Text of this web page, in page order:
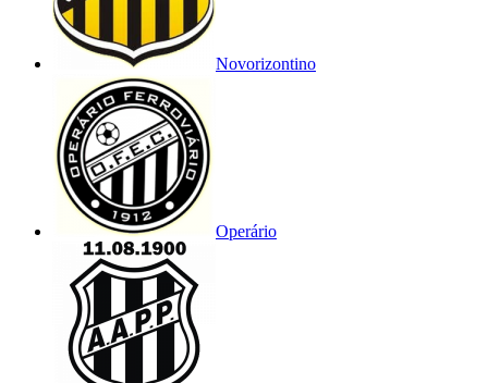
Novorizontino
Operário